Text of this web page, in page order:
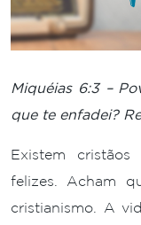
Miquéias 6:3 –
que te enfadei?
Existem
felizes. Acham
cristianismo. A